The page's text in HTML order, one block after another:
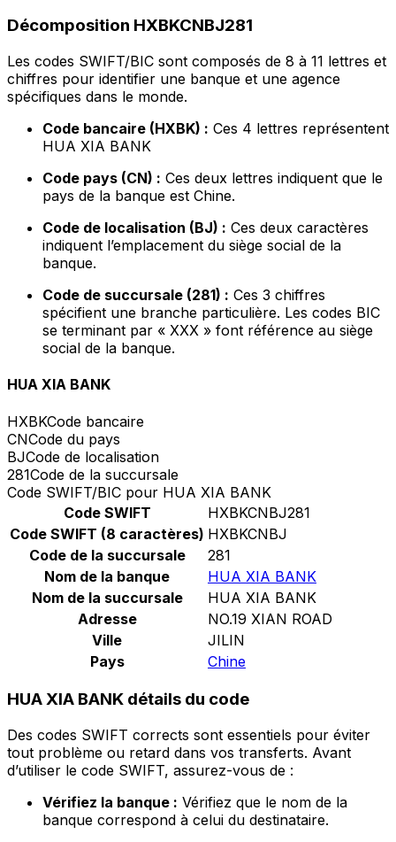
Décomposition HXBKCNBJ281
Les codes SWIFT/BIC sont composés de 8 à 11 lettres et
chiffres pour identifier une banque et une agence
spécifiques dans le monde.
Code bancaire (HXBK) : Ces 4 lettres représentent
HUA XIA BANK
Code pays (CN) : Ces deux lettres indiquent que le
pays de la banque est Chine.
Code de localisation (BJ) : Ces deux caractères
indiquent l’emplacement du siège social de la
banque.
Code de succursale (281) : Ces 3 chiffres
spécifient une branche particulière. Les codes BIC
se terminant par « XXX » font référence au siège
social de la banque.
HUA XIA BANK
HXBKCode bancaire
CNCode du pays
BJCode de localisation
281Code de la succursale
Code SWIFT/BIC pour HUA XIA BANK
Code SWIFT
HXBKCNBJ281
Code SWIFT (8 caractères) HXBKCNBJ
Code de la succursale
281
Nom de la banque
HUA XIA BANK
Nom de la succursale
HUA XIA BANK
Adresse
NO.19 XIAN ROAD
Ville
JILIN
Pays
Chine
HUA XIA BANK détails du code
Des codes SWIFT corrects sont essentiels pour éviter
tout problème ou retard dans vos transferts. Avant
d’utiliser le code SWIFT, assurez-vous de :
Vérifiez la banque : Vérifiez que le nom de la
banque correspond à celui du destinataire.